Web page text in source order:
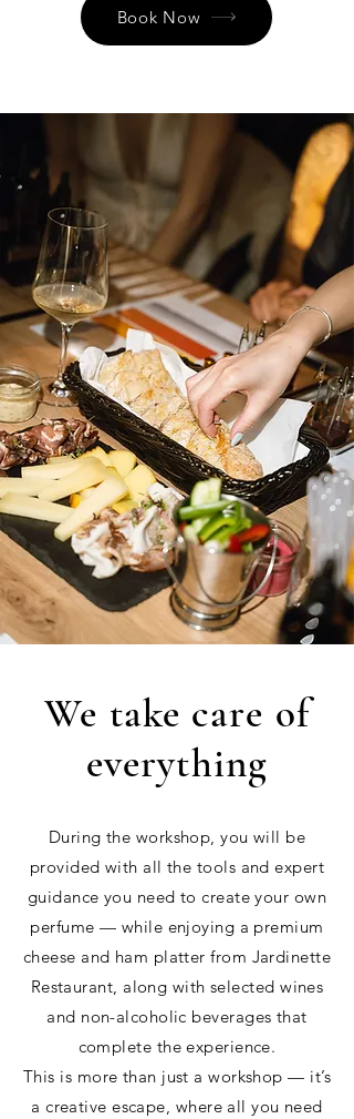
Book Now
We take care of
everything
During the workshop, you will be
provided with all the tools and expert
guidance you need to create your own
perfume — while enjoying a premium
cheese and ham platter from Jardinette
Restaurant, along with selected wines
and non-alcoholic beverages that
complete the experience.
This is more than just a workshop — it’s
a creative escape, where all you need